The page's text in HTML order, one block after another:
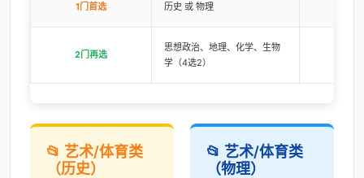
1门首选 历史 或 物理
2门再选
思想政治、地理、化学、生物
学（4选2）
📂 艺术/体育类
（历史）
📂 艺术/体育类
（物理）